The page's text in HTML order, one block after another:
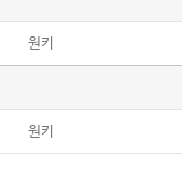
원키
원키